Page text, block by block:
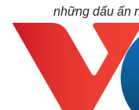
những dấu ấn